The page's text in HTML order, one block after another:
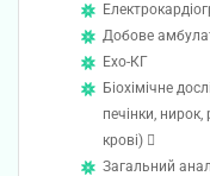
Добове
Ехо-КГ
Біохімічне
печінки, нирок,
крові) 
Загальний